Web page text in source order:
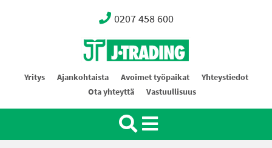
0207 458 600
Oy J-Trading Ab
Yritys Ajankohtaista Avoimet työpaikat
Yhteystiedot
Ota yhteyttä
Vastuullisuus